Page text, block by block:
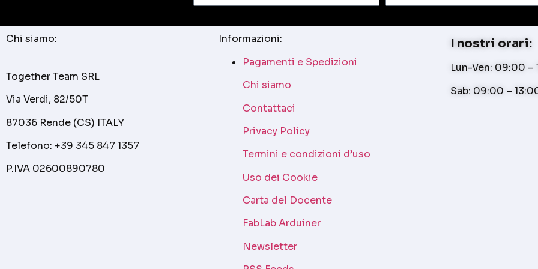
Chi siamo:
Together Team SRL
Via Verdi, 82/50T
87036 Rende (CS) ITALY
Telefono: +39 345 847 1357
P.IVA 02600890780
Informazioni:
Pagamenti e Spedizioni
Chi siamo
Contattaci
Privacy Policy
Termini e condizioni d’uso
Uso dei Cookie
Carta del Docente
FabLab Arduiner
Newsletter
I nostri orari:
Lun-Ven: 09:00 –
Sab: 09:00 –